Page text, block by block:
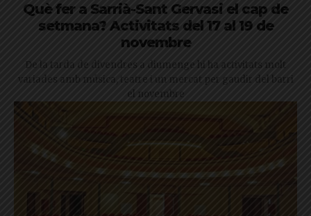
Què fer a Sarrià-Sant Gervasi el cap de
setmana? Activitats del 17 al 19 de
novembre
De la tarda de divendres a diumenge hi ha activitats molt
variades amb música, teatre i un mercat per gaudir del barri
el novembre